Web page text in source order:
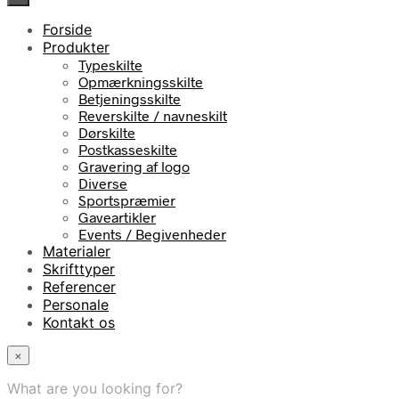
Forside
Produkter
Typeskilte
Opmærkningsskilte
Betjeningsskilte
Reverskilte / navneskilt
Dørskilte
Postkasseskilte
Gravering af logo
Diverse
Sportspræmier
Gaveartikler
Events / Begivenheder
Materialer
Skrifttyper
Referencer
Personale
Kontakt os
×
What are you looking for?